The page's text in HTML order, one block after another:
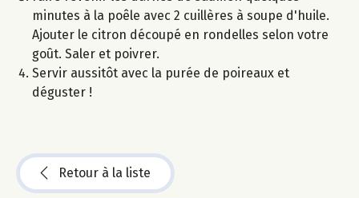
minutes à la poêle avec 2 cuillères à soupe d'huile.
Ajouter le citron découpé en rondelles selon votre
goût. Saler et poivrer.
Servir aussitôt avec la purée de poireaux et
déguster !
Retour à la liste